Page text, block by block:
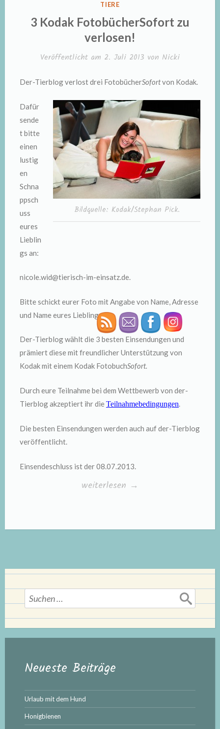
VERÖFFENTLICHT
TIERE
3 Kodak FotobücherSofort zu
verlosen!
Veröffentlicht am 2. Juli 2013 von Nicki
Der-Tierblog verlost drei FotobücherSofortvon Kodak.
Bildquelle: Kodak/Stephan Pick.
Dafür
sende
t bitte
einen
lustig
en
Schna
ppsch
uss
eures
Lieblin
gs an:
nicole.wid@tierisch-im-einsatz.de.
Bitte schickt eurer Foto mit Angabe von Name, Adresse
und Name eures Lieblings.
Der-Tierblog wählt die 3 besten Einsendungen und
prämiert diese mit freundlicher Unterstützung von
Kodak mit einem Kodak FotobuchSofort.
Durch eure Teilnahme bei dem Wettbewerb von der-
Tierblog akzeptiert ihr dieTeilnahmebedingungen
Die besten Einsendungen werden auch auf der-Tierblog
veröffentlicht.
Einsendeschluss ist der 08.07.2013.
„3
zu
weiterlesen →
Suchen
nach:
Neueste Beiträge
Urlaub mit dem Hund
Honigbienen